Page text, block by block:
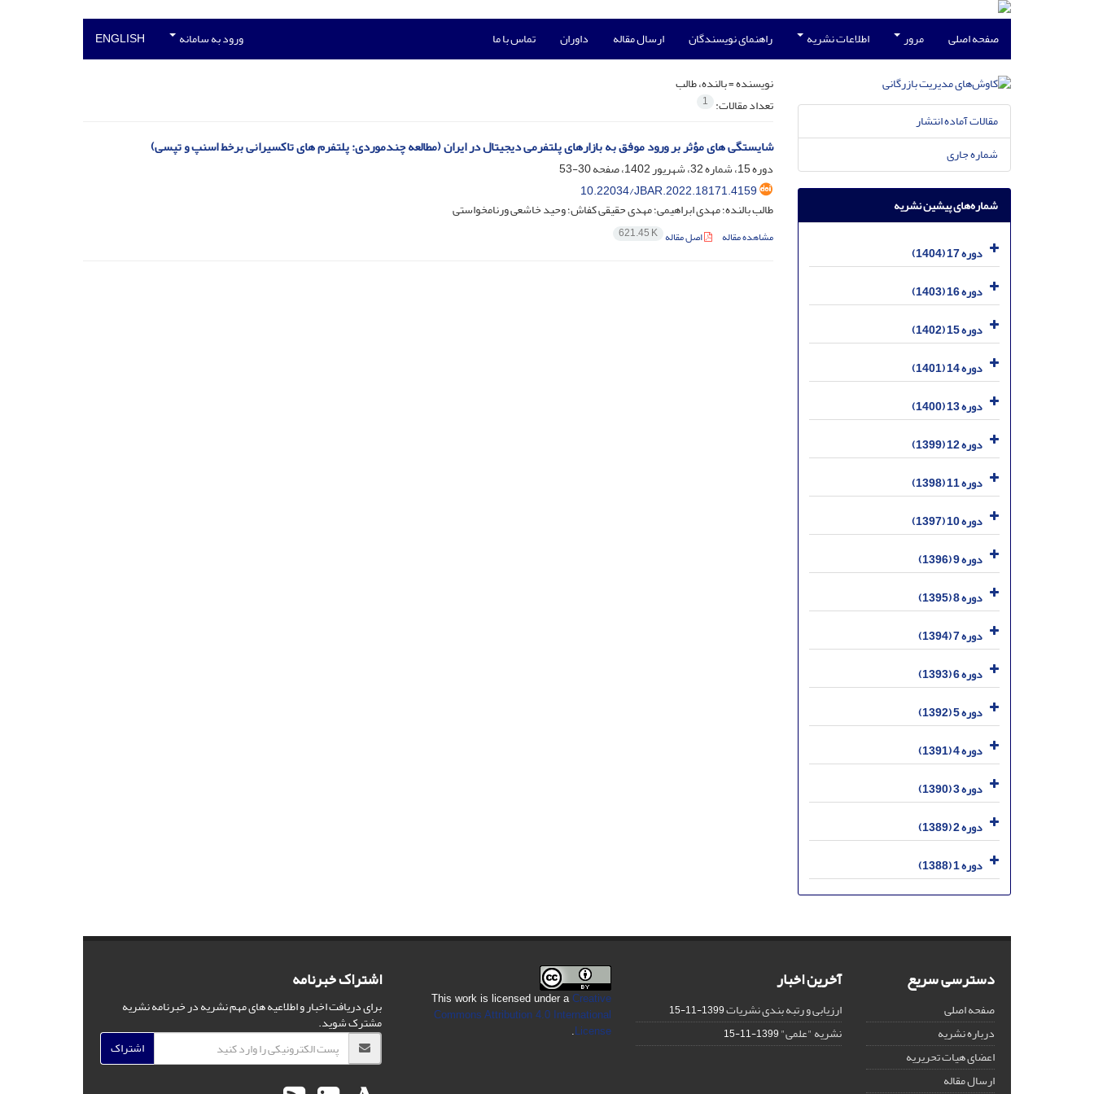
صفحه اصلی مرور اطلاعات نشریه راهنمای نویسندگان ارسال مقاله داوران تماس با ما ورود به سامانه ENGLISH
نویسنده =بالنده، طالب
تعداد مقالات: 1
شایستگی های مؤثر بر ورود موفق به بازارهای پلتفرمی دیجیتال در ایران (مطالعه چندموردی: پلتفرم های تاکسیرانی برخط اسنپ و تپسی)
دوره 15، شماره 32، شهریور 1402، صفحه
30-53
10.22034/JBAR.2022.18171.4159
طالب بالنده؛ مهدی ابراهیمی؛ مهدی حقیقی کفاش؛ وحید خاشعی ورنامخواستی
مشاهده مقاله اصل مقاله 621.45 K
مقالات آماده انتشار
شماره جاری
شماره‌های پیشین نشریه
دوره 17 (1404)
دوره 16 (1403)
دوره 15 (1402)
دوره 14 (1401)
دوره 13 (1400)
دوره 12 (1399)
دوره 11 (1398)
دوره 10 (1397)
دوره 9 (1396)
دوره 8 (1395)
دوره 7 (1394)
دوره 6 (1393)
دوره 5 (1392)
دوره 4 (1391)
دوره 3 (1390)
دوره 2 (1389)
دوره 1 (1388)
دسترسی سریع
صفحه اصلی
درباره نشریه
اعضای هیات تحریریه
ارسال مقاله
آخرین اخبار
ارزیابی و رتبه بندی نشریات1399-11-15
نشریه "علمی"1399-11-15
This work is licensed under aCreative
Commons Attribution 4.0 International
License
.
اشتراک خبرنامه
برای دریافت اخبار و اطلاعیه های مهم نشریه در خبرنامه نشریه
مشترک شوید.
اشتراک